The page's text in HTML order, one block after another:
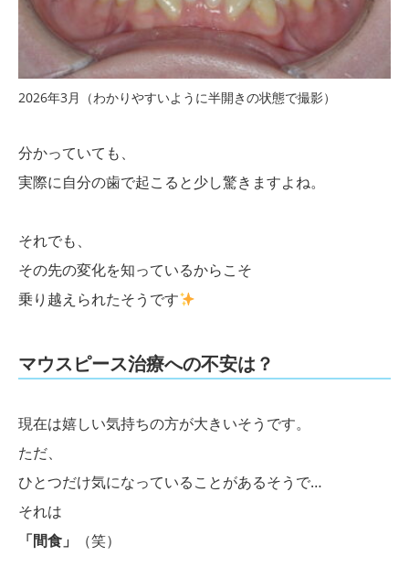
2026年3月（わかりやすいように半開きの状態で撮影）
分かっていても、
実際に自分の歯で起こると少し驚きますよね。
それでも、
その先の変化を知っているからこそ
乗り越えられたそうです
マウスピース治療への不安は？
現在は嬉しい気持ちの方が大きいそうです。
ただ、
ひとつだけ気になっていることがあるそうで…
それは
「間食」
（笑）